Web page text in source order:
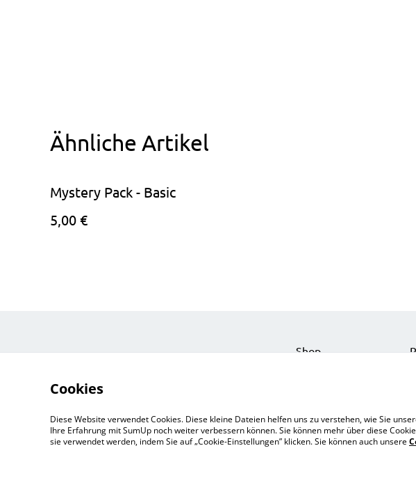
Ähnliche Artikel
Mystery Pack - Basic
5,00 €
Shop
Zubehör
Cookies
Diese Website verwendet Cookies. Diese kleine Dateien helfen uns zu verstehen, wie Sie
Ihre Erfahrung mit SumUp noch weiter verbessern können. Sie können mehr über diese
sie verwendet werden, indem Sie auf „Cookie-Einstellungen” klicken. Sie können auch unsere